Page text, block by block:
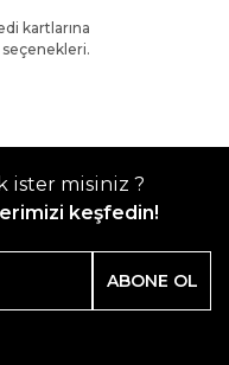
kartlarına
ister misiniz ?
keşfedin!
ABONE OL